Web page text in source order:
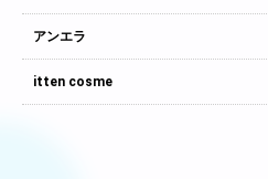
アンエラ
itten cosme